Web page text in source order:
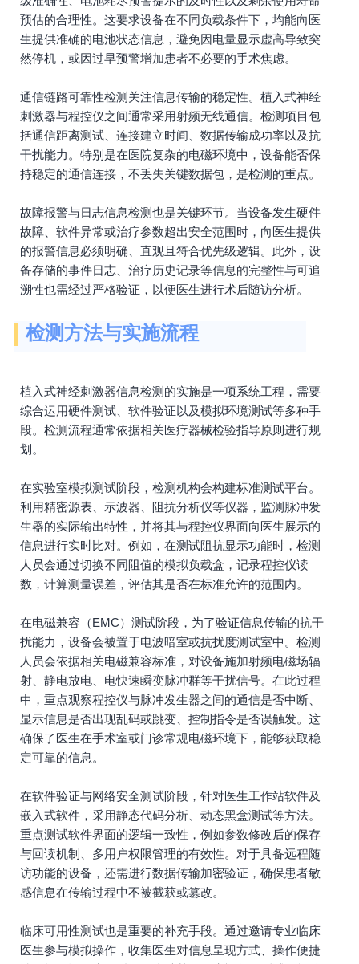
预估的合理性。这要求设备在不同负载条件下，均能向医
生提供准确的电池状态信息，避免因电量显示虚高导致突
然停机，或因过早预警增加患者不必要的手术焦虑。
通信链路可靠性检测关注信息传输的稳定性。植入式神经
刺激器与程控仪之间通常采用射频无线通信。检测项目包
括通信距离测试、连接建立时间、数据传输成功率以及抗
干扰能力。特别是在医院复杂的电磁环境中，设备能否保
持稳定的通信连接，不丢失关键数据包，是检测的重点。
故障报警与日志信息检测也是关键环节。当设备发生硬件
故障、软件异常或治疗参数超出安全范围时，向医生提供
的报警信息必须明确、直观且符合优先级逻辑。此外，设
备存储的事件日志、治疗历史记录等信息的完整性与可追
溯性也需经过严格验证，以便医生进行术后随访分析。
检测方法与实施流程
植入式神经刺激器信息检测的实施是一项系统工程，需要
综合运用硬件测试、软件验证以及模拟环境测试等多种手
段。检测流程通常依据相关医疗器械检验指导原则进行规
划。
在实验室模拟测试阶段，检测机构会构建标准测试平台。
利用精密源表、示波器、阻抗分析仪等仪器，监测脉冲发
生器的实际输出特性，并将其与程控仪界面向医生展示的
信息进行实时比对。例如，在测试阻抗显示功能时，检测
人员会通过切换不同阻值的模拟负载盒，记录程控仪读
数，计算测量误差，评估其是否在标准允许的范围内。
在电磁兼容（EMC）测试阶段，为了验证信息传输的抗干
扰能力，设备会被置于电波暗室或抗扰度测试室中。检测
人员会依据相关电磁兼容标准，对设备施加射频电磁场辐
射、静电放电、电快速瞬变脉冲群等干扰信号。在此过程
中，重点观察程控仪与脉冲发生器之间的通信是否中断、
显示信息是否出现乱码或跳变、控制指令是否误触发。这
确保了医生在手术室或门诊常规电磁环境下，能够获取稳
定可靠的信息。
在软件验证与网络安全测试阶段，针对医生工作站软件及
嵌入式软件，采用静态代码分析、动态黑盒测试等方法。
重点测试软件界面的逻辑一致性，例如参数修改后的保存
与回读机制、多用户权限管理的有效性。对于具备远程随
访功能的设备，还需进行数据传输加密验证，确保患者敏
感信息在传输过程中不被截获或篡改。
临床可用性测试也是重要的补充手段。通过邀请专业临床
医生参与模拟操作，收集医生对信息呈现方式、操作便捷